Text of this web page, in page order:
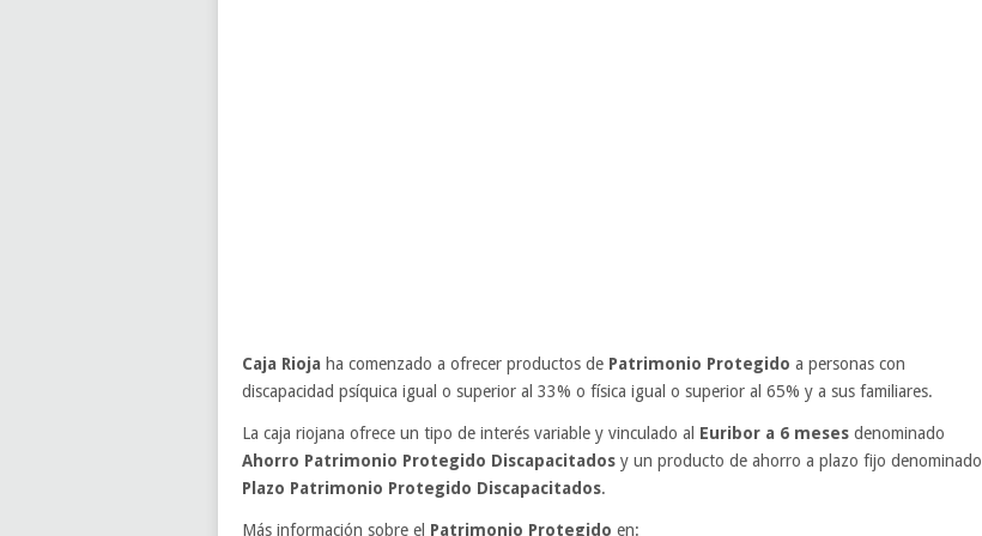
Caja Rioja ha comenzado a ofrecer productos de Patrimonio Protegido a personas con
discapacidad psíquica igual o superior al 33% o física igual o superior al 65% y a sus familiares.
La caja riojana ofrece un tipo de interés variable y vinculado al Euribor a 6 meses denominado
Ahorro Patrimonio Protegido Discapacitados y un producto de ahorro a plazo fijo denominado
Plazo Patrimonio Protegido Discapacitados.
Más información sobre el Patrimonio Protegido en: